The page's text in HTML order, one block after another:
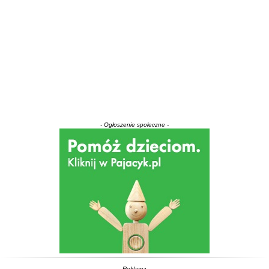
- Ogłoszenie społeczne -